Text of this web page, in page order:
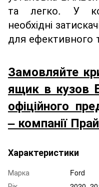
та легко. У
необхідні
для ефективного
Замовляйте
ящик в кузов
офіційного
– компанії
Характеристики
Марка
Ford